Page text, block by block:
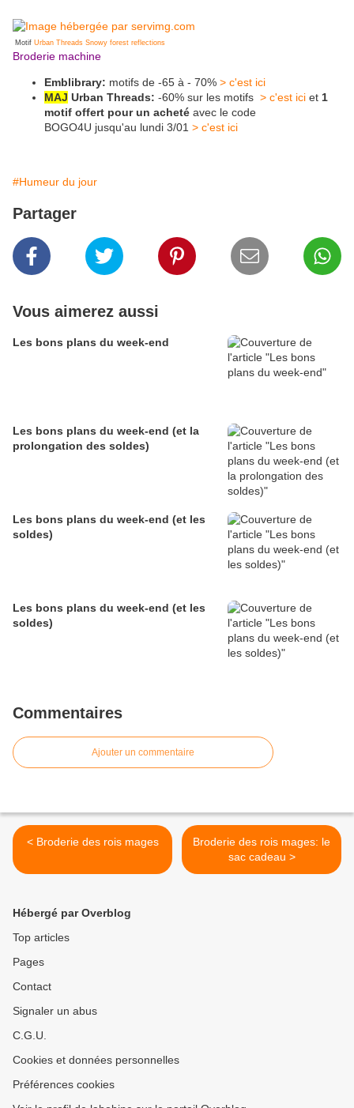
Motif Urban Threads Snowy forest reflections
Broderie machine
Emblibrary: motifs de -65 à - 70% > c'est ici
MAJ Urban Threads: -60% sur les motifs > c'est ici et 1
motif offert pour un acheté avec le code
BOGO4U jusqu'au lundi 3/01 > c'est ici
#Humeur du jour
Partager
Vous aimerez aussi
Les bons plans du week-end
Les bons plans du week-end (et la
prolongation des soldes)
Les bons plans du week-end (et les
soldes)
Les bons plans du week-end (et les
soldes)
Commentaires
Ajouter un commentaire
< Broderie des rois mages
Broderie des rois mages: le
sac cadeau >
Hébergé par Overblog
Top articles
Pages
Contact
Signaler un abus
C.G.U.
Cookies et données personnelles
Préférences cookies